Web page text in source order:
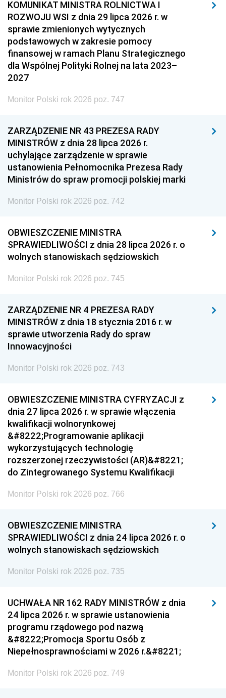
KOMUNIKAT MINISTRA ROLNICTWA I
ROZWOJU WSI z dnia 29 lipca 2026 r. w
sprawie zmienionych wytycznych
podstawowych w zakresie pomocy
finansowej w ramach Planu Strategicznego
dla Wspólnej Polityki Rolnej na lata 2023–
2027
Monitor Polski rok 2026 poz. 747
ZARZĄDZENIE NR 43 PREZESA RADY
MINISTRÓW z dnia 28 lipca 2026 r.
uchylające zarządzenie w sprawie
ustanowienia Pełnomocnika Prezesa Rady
Ministrów do spraw promocji polskiej marki
Monitor Polski rok 2026 poz. 742
OBWIESZCZENIE MINISTRA
SPRAWIEDLIWOŚCI z dnia 28 lipca 2026 r. o
wolnych stanowiskach sędziowskich
Monitor Polski rok 2026 poz. 745
ZARZĄDZENIE NR 4 PREZESA RADY
MINISTRÓW z dnia 18 stycznia 2016 r. w
sprawie utworzenia Rady do spraw
Innowacyjności
Monitor Polski rok 2026 poz. 743
OBWIESZCZENIE MINISTRA CYFRYZACJI z
dnia 27 lipca 2026 r. w sprawie włączenia
kwalifikacji wolnorynkowej
&#8222;Programowanie aplikacji
wykorzystujących technologię
rozszerzonej rzeczywistości (AR)&#8221;
do Zintegrowanego Systemu Kwalifikacji
Monitor Polski rok 2026 poz. 766
OBWIESZCZENIE MINISTRA
SPRAWIEDLIWOŚCI z dnia 24 lipca 2026 r. o
wolnych stanowiskach sędziowskich
Monitor Polski rok 2026 poz. 735
UCHWAŁA NR 162 RADY MINISTRÓW z dnia
24 lipca 2026 r. w sprawie ustanowienia
programu rządowego pod nazwą
&#8222;Promocja Sportu Osób z
Niepełnosprawnościami w 2026 r.&#8221;
Monitor Polski rok 2026 poz. 749